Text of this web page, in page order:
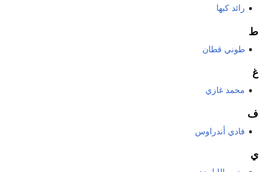
رائد كبها
ط
طوني قطان
غ
محمد غازي
ف
فادي أندراوس
ي